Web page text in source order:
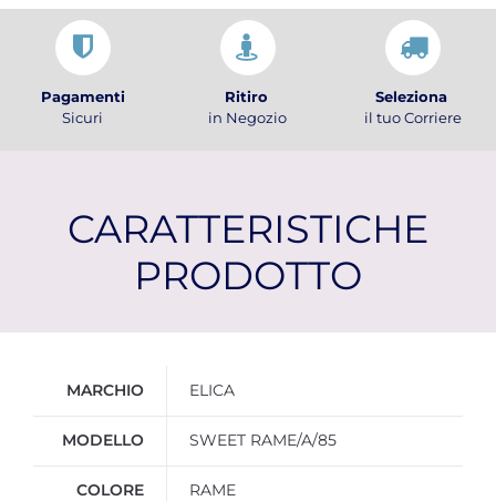
Pagamenti
Sicuri
Ritiro
in Negozio
Seleziona
il tuo Corriere
CARATTERISTICHE
PRODOTTO
MARCHIO ELICA
MODELLO SWEET RAME/A/85
COLORE RAME